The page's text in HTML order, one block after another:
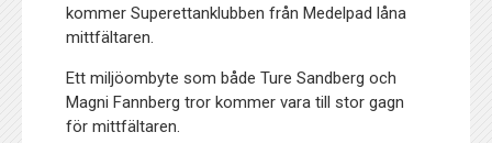
kommer Superettanklubben från Medelpad låna
mittfältaren.
Ett miljöombyte som både Ture Sandberg och
Magni Fannberg tror kommer vara till stor gagn
för mittfältaren.